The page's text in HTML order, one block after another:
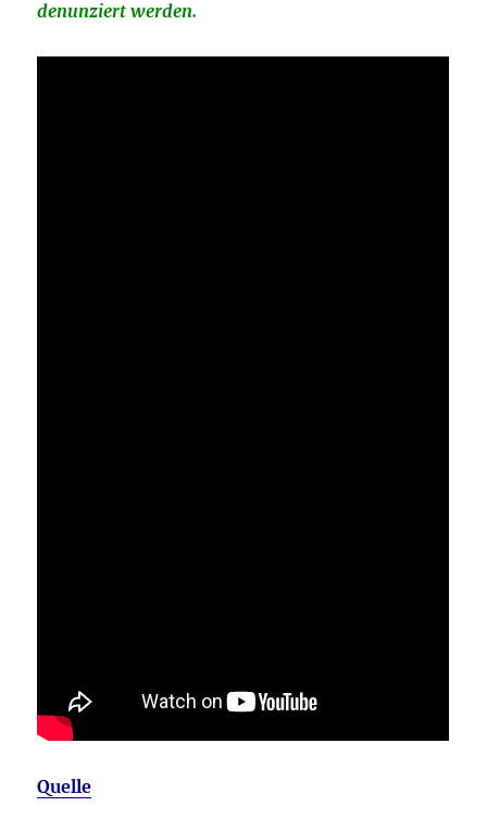
denunziert werden.
Quelle